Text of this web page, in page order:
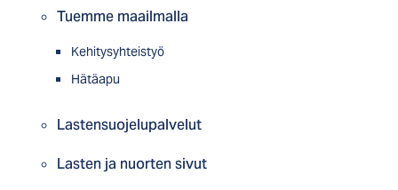
Tuemme maailmalla
Kehitysyhteistyö
Hätäapu
Lastensuojelupalvelut
Lasten ja nuorten sivut